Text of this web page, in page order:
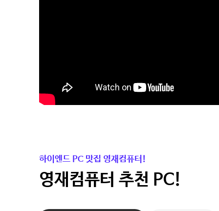
하이엔드 PC 맛집 영재컴퓨터!
영재컴퓨터 추천 PC!